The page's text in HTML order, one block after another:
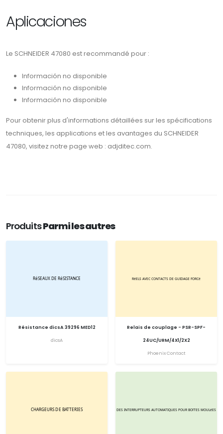
Aplicaciones
Le SCHNEIDER 47080 est recommandé pour :
Información no disponible
Información no disponible
Información no disponible
Pour obtenir plus d'informations détaillées sur les spécifications
techniques, les applications et les avantages du SCHNEIDER
47080, visitez notre page web : adjditec.com.
ProduitsParmi les autres
Résistance dicsA 39296 MED12
dicsA
Relais de couplage - PSR-SPF-
24UC/URM/4X1/2X2
Phoenix Contact